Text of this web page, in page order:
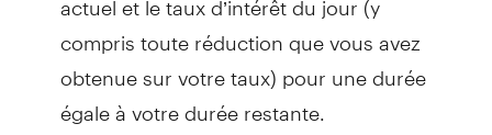
compris toute réduction que vous avez
obtenue sur votre taux) pour une durée
égale à votre durée restante.